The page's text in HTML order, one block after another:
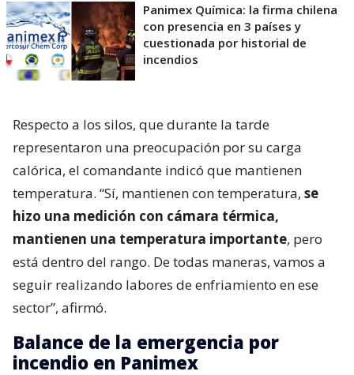
Panimex Química: la firma chilena
con presencia en 3 países y
cuestionada por historial de
incendios
Respecto a los silos, que durante la tarde
representaron una preocupación por su carga
calórica, el comandante indicó que mantienen
temperatura. “Sí, mantienen con temperatura, se
hizo una medición con cámara térmica,
mantienen una temperatura importante, pero
está dentro del rango. De todas maneras, vamos a
seguir realizando labores de enfriamiento en ese
sector”, afirmó.
Balance de la emergencia por
incendio en Panimex